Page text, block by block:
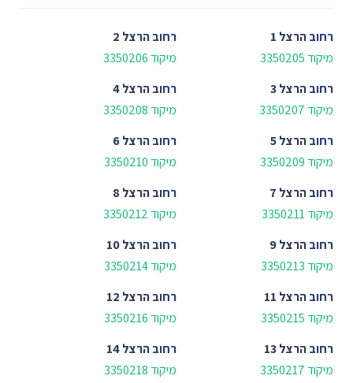
רחובהרצל 1
מיקוד 3350205
רחובהרצל 2
מיקוד 3350206
רחובהרצל 3
מיקוד 3350207
רחובהרצל 4
מיקוד 3350208
רחובהרצל 5
מיקוד 3350209
רחובהרצל 6
מיקוד 3350210
רחובהרצל 7
מיקוד 3350211
רחובהרצל 8
מיקוד 3350212
רחובהרצל 9
מיקוד 3350213
רחובהרצל 10
מיקוד 3350214
רחובהרצל 11
מיקוד 3350215
רחובהרצל 12
מיקוד 3350216
רחובהרצל 13
מיקוד 3350217
רחובהרצל 14
מיקוד 3350218